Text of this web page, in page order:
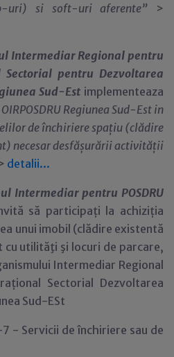
uri) si soft-uri aferente” >
Intermediar Regional pentru
pentru Dezvoltarea
Sud-Est implementeaza
Regiunea Sud-Est in
de închiriere spațiu (clădire
necesar desfășurării activității
detalii...
Intermediar pentru POSDRU
să participați la achiziția
unui imobil (clădire existentă
utilităţi şi locuri de parcare,
Intermediar Regional
Sectorial Dezvoltarea
Sud-ESt
- Servicii de închiriere sau de